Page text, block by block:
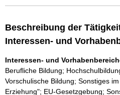
Beschreibung der
Interessen- und
Interessen- und
Berufliche Bildung;
Vorschulische Bildung; Sonstiges
Erziehung"; EU-Gesetzgebung;